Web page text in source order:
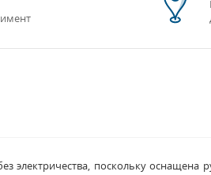
электричества, поскольку оснащена